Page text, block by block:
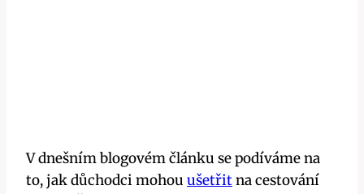
V dnešním blogovém článku se podíváme na
to, jak důchodci mohou ušetřitna cestování